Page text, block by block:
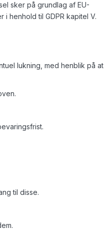
sker på grundlag af EU-
i henhold til GDPR kapitel V.
lukning, med henblik på at
til disse.